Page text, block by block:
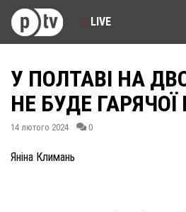
LIVE
У ПОЛТАВІ НА
НЕ БУДЕ
14 лютого 2024 0
Яніна Климань